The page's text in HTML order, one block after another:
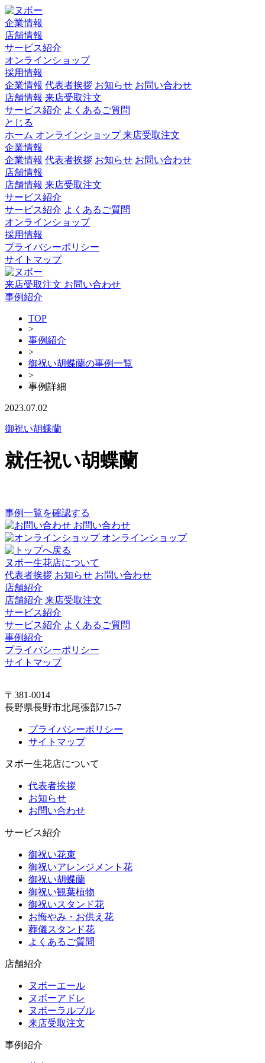
企業情報
店舗情報
サービス紹介
オンラインショップ
採用情報
企業情報 代表者挨拶 お知らせ お問い合わせ
店舗情報 来店受取注文
サービス紹介 よくあるご質問
とじる
ホーム オンラインショップ来店受取注文
企業情報
企業情報 代表者挨拶 お知らせ お問い合わせ
店舗情報
店舗情報 来店受取注文
サービス紹介
サービス紹介 よくあるご質問
オンラインショップ
採用情報
プライバシーポリシー
サイトマップ
来店受取注文 お問い合わせ
事例紹介
TOP
>
事例紹介
>
御祝い胡蝶蘭の事例一覧
>
事例詳細
2023.07.02
御祝い胡蝶蘭
就任祝い胡蝶蘭
事例一覧を確認する
お問い合わせ
オンラインショップ
ヌボー生花店について
代表者挨拶 お知らせ お問い合わせ
店舗紹介
店舗紹介 来店受取注文
サービス紹介
サービス紹介 よくあるご質問
事例紹介
プライバシーポリシー
サイトマップ
〒381-0014
長野県長野市北尾張部715-7
プライバシーポリシー
サイトマップ
ヌボー生花店について
代表者挨拶
お知らせ
お問い合わせ
サービス紹介
御祝い花束
御祝いアレンジメント花
御祝い胡蝶蘭
御祝い観葉植物
御祝いスタンド花
お悔やみ・お供え花
葬儀スタンド花
よくあるご質問
店舗紹介
ヌボーエール
ヌボーアドレ
ヌボーラルブル
来店受取注文
事例紹介